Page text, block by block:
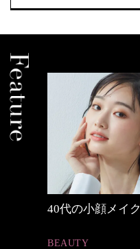
40代の小顔メイク
BEAUTY